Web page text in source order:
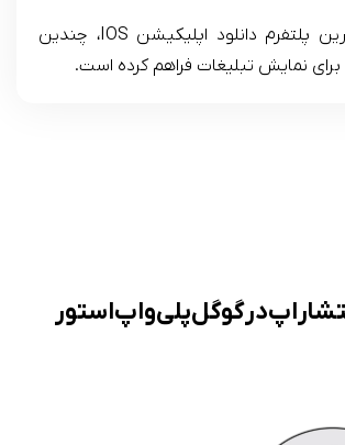
اپ‌استور، مهم‌ترین پلتفرم دانلود اپلیکیشن IOS، چندین
برای نمایش تبلیغات فراهم کرده است.
اپ در گوگل پلی و اپ استور